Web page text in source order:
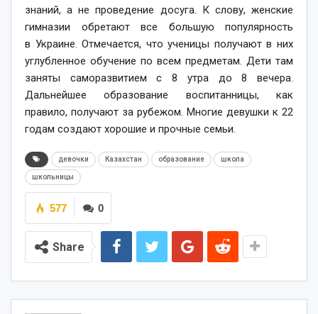
знаний, а не проведение досуга. К слову, женские
гимназии обретают все большую популярность
в Украине. Отмечается, что ученицы получают в них
углубленное обучение по всем предметам. Дети там
заняты саморазвитием с 8 утра до 8 вечера.
Дальнейшее образование воспитанницы, как
правило, получают за рубежом. Многие девушки к 22
годам создают хорошие и прочные семьи.
девочки Казахстан образование школа
школьницы
0
577
Share